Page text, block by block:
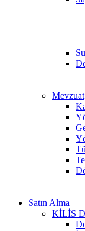
Mevzuat
Satın Alma
KİLİS